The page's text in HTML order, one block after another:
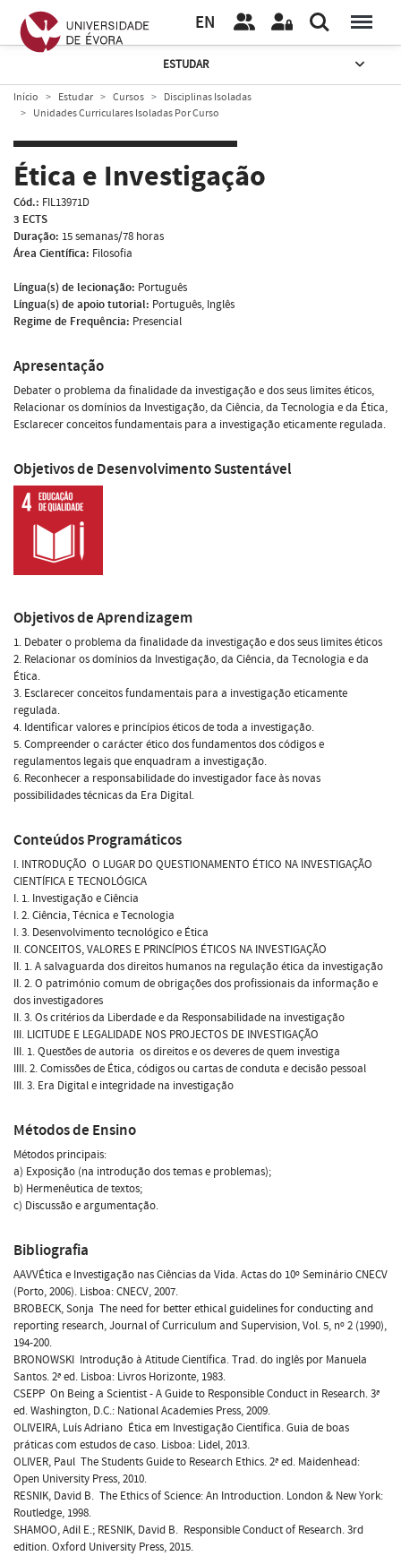
EN
ESTUDAR
Início Estudar Cursos
Disciplinas Isoladas
Unidades Curriculares Isoladas Por Curso
Ética e Investigação
Cód.: FIL13971D
3 ECTS
Duração: 15 semanas/78 horas
Área Científica: Filosofia
Língua(s) de lecionação: Português
Língua(s) de apoio tutorial: Português, Inglês
Regime de Frequência: Presencial
Apresentação
Debater o problema da finalidade da investigação e dos seus limites éticos,
Relacionar os domínios da Investigação, da Ciência, da Tecnologia e da Ética,
Esclarecer conceitos fundamentais para a investigação eticamente regulada.
Objetivos de Desenvolvimento Sustentável
Objetivos de Aprendizagem
1. Debater o problema da finalidade da investigação e dos seus limites éticos
2. Relacionar os domínios da Investigação, da Ciência, da Tecnologia e da
Ética.
3. Esclarecer conceitos fundamentais para a investigação eticamente
regulada.
4. Identificar valores e princípios éticos de toda a investigação.
5. Compreender o carácter ético dos fundamentos dos códigos e
regulamentos legais que enquadram a investigação.
6. Reconhecer a responsabilidade do investigador face às novas
possibilidades técnicas da Era Digital.
Conteúdos Programáticos
I. INTRODUÇÃO  O LUGAR DO QUESTIONAMENTO ÉTICO NA INVESTIGAÇÃO
CIENTÍFICA E TECNOLÓGICA
I. 1. Investigação e Ciência
I. 2. Ciência, Técnica e Tecnologia
I. 3. Desenvolvimento tecnológico e Ética
II. CONCEITOS, VALORES E PRINCÍPIOS ÉTICOS NA INVESTIGAÇÃO
II. 1. A salvaguarda dos direitos humanos na regulação ética da investigação
II. 2. O património comum de obrigações dos profissionais da informação e
dos investigadores
II. 3. Os critérios da Liberdade e da Responsabilidade na investigação
III. LICITUDE E LEGALIDADE NOS PROJECTOS DE INVESTIGAÇÃO
III. 1. Questões de autoria  os direitos e os deveres de quem investiga
IIII. 2. Comissões de Ética, códigos ou cartas de conduta e decisão pessoal
III. 3. Era Digital e integridade na investigação
Métodos de Ensino
Métodos principais:
a) Exposição (na introdução dos temas e problemas);
b) Hermenêutica de textos;
c) Discussão e argumentação.
Bibliografia
AAVVÉtica e Investigação nas Ciências da Vida. Actas do 10º Seminário CNECV
(Porto, 2006). Lisboa: CNECV, 2007.
BROBECK, Sonja  The need for better ethical guidelines for conducting and
reporting research, Journal of Curriculum and Supervision, Vol. 5, nº 2 (1990),
194-200.
BRONOWSKI  Introdução à Atitude Científica. Trad. do inglês por Manuela
Santos. 2ª ed. Lisboa: Livros Horizonte, 1983.
CSEPP  On Being a Scientist - A Guide to Responsible Conduct in Research. 3ª
ed. Washington, D.C.: National Academies Press, 2009.
OLIVEIRA, Luís Adriano  Ética em Investigação Científica. Guia de boas
práticas com estudos de caso. Lisboa: Lidel, 2013.
OLIVER, Paul  The Students Guide to Research Ethics. 2ª ed. Maidenhead:
Open University Press, 2010.
RESNIK, David B.  The Ethics of Science: An Introduction. London & New York:
Routledge, 1998.
SHAMOO, Adil E.; RESNIK, David B.  Responsible Conduct of Research. 3rd
edition. Oxford University Press, 2015.